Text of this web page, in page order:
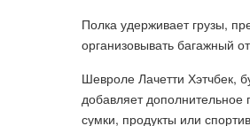
Полка удерживает грузы,
организовывать багажный
Шевроле Лачетти Хэтчбек,
добавляет дополнительное
сумки, продукты или